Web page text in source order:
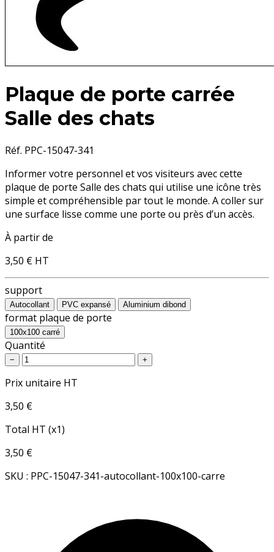
Plaque de porte carrée
Salle des chats
Réf. PPC-15047-341
Informer votre personnel et vos visiteurs avec cette
plaque de porte Salle des chats qui utilise une icône très
simple et compréhensible par tout le monde. A coller sur
une surface lisse comme une porte ou près d’un accès.
À partir de
3,50 € HT
support
Autocollant PVC expansé Aluminium dibond
format plaque de porte
100x100 carré
Quantité
− +
Prix unitaire HT
3,50 €
Total HT (x1)
3,50 €
SKU : PPC-15047-341-autocollant-100x100-carre